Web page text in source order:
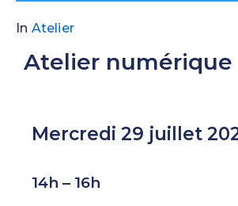
In Atelier
Atelier numérique
Mercredi 29 juillet
14h – 16h